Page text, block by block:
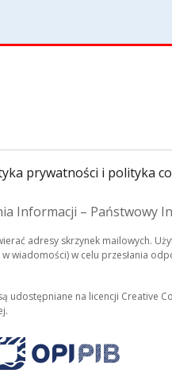
prywatności i polityka
Informacji – Państwowy
adresy skrzynek mailowych.
w celu przesłania
udostępniane na licencji Creative